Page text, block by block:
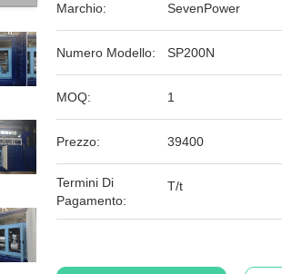
Marchio: SevenPower
Numero Modello: SP200N
MOQ: 1
Prezzo: 39400
Termini Di
Pagamento:
T/t